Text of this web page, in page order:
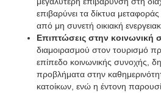
επιβαρύνει τα δίκτυα μεταφοράς
από μη συνετή οικιακή
Επιπτώσεις στην κοινωνική
διαμοιρασμού στον τουρισμό
επίπεδο κοινωνικής συνοχής,
προβλήματα στην
κατοίκων, ενώ η έντονη